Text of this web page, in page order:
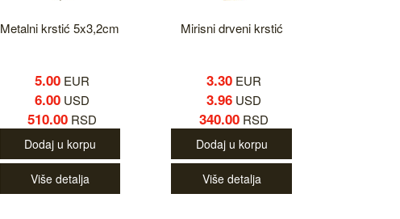
Metalni krstić 5x3,2cm
5.00EUR
6.00USD
510.00RSD
Dodaj u korpu
Više detalja
Mirisni drveni krstić
3.30EUR
3.96USD
340.00RSD
Dodaj u korpu
Više detalja